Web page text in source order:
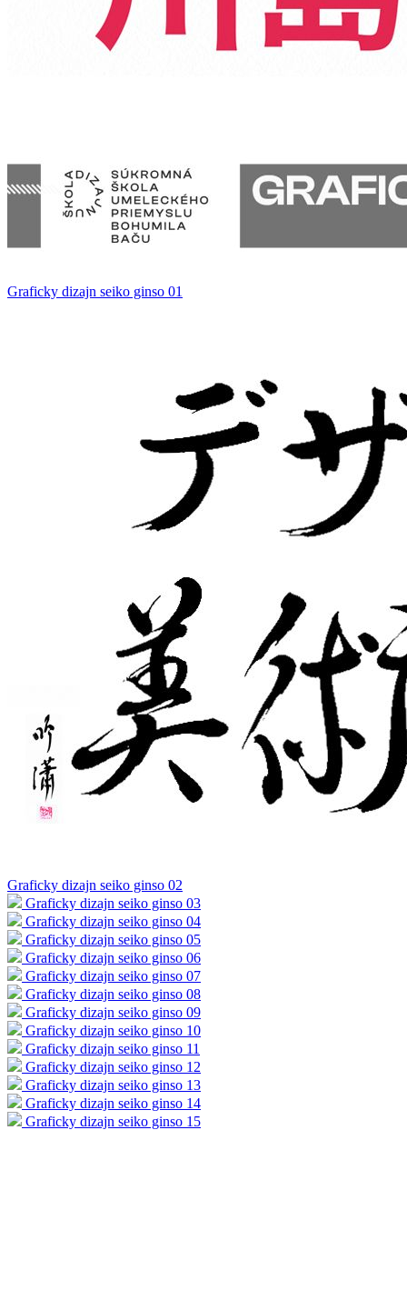
Graficky dizajn seiko ginso 01
Graficky dizajn seiko ginso 02
Graficky dizajn seiko ginso 03
Graficky dizajn seiko ginso 04
Graficky dizajn seiko ginso 05
Graficky dizajn seiko ginso 06
Graficky dizajn seiko ginso 07
Graficky dizajn seiko ginso 08
Graficky dizajn seiko ginso 09
Graficky dizajn seiko ginso 10
Graficky dizajn seiko ginso 11
Graficky dizajn seiko ginso 12
Graficky dizajn seiko ginso 13
Graficky dizajn seiko ginso 14
Graficky dizajn seiko ginso 15